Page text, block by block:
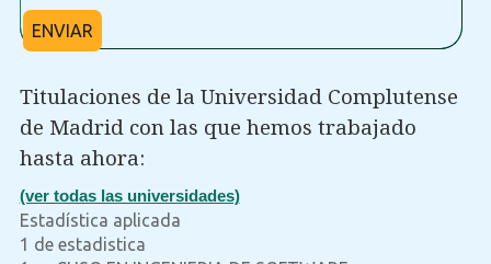
ENVIAR
Titulaciones de la Universidad Complutense
de Madrid con las que hemos trabajado
hasta ahora:
(ver todas las universidades)
Estadística aplicada
1 de estadistica